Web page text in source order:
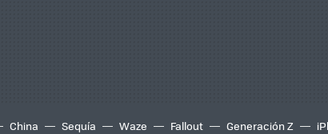
China Sequía Waze Fallout Generación Z